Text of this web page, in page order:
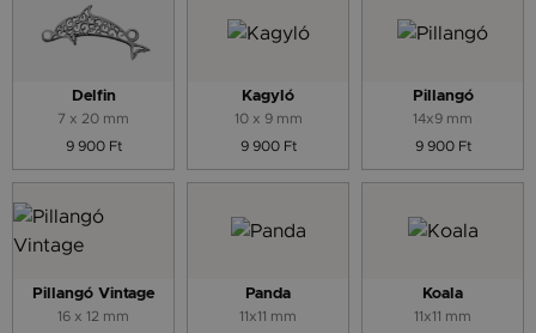
Delfin
7 x 20 mm
9 900 Ft
Kagyló
10 x 9 mm
9 900 Ft
Pillangó
14x9 mm
9 900 Ft
Pillangó Vintage
16 x 12 mm
Panda
11x11 mm
Koala
11x11 mm